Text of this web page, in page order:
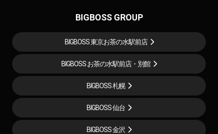
BIGBOSS GROUP
BIGBOSS 東京お茶の水駅前店
BIGBOSS お茶の水駅前店・別館
BIGBOSS 札幌
BIGBOSS 仙台
BIGBOSS 金沢